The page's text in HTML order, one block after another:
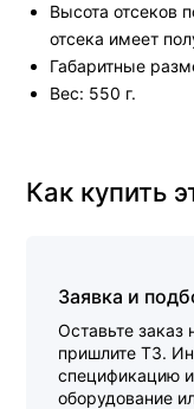
Высота отсеков
отсека имеет
Габаритные
Вес: 550 г.
Как купить
Заявка и
Оставьте заказ
пришлите ТЗ.
спецификацию
оборудование